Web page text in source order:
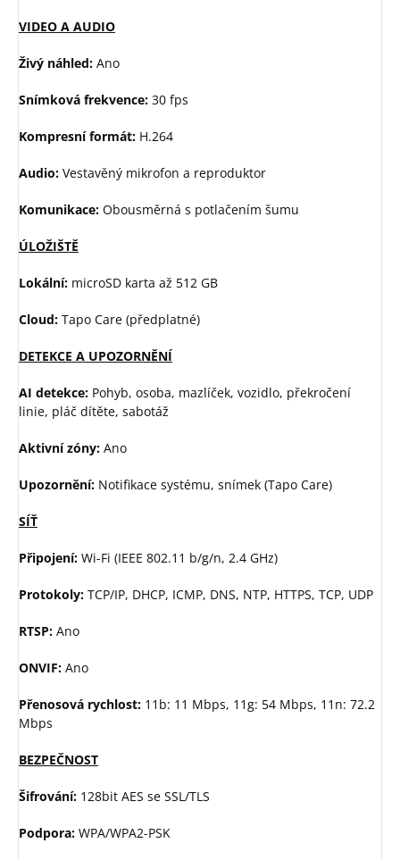
VIDEO A AUDIO
Živý náhled: Ano
Snímková frekvence: 30 fps
Kompresní formát: H.264
Audio: Vestavěný mikrofon a reproduktor
Komunikace: Obousměrná s potlačením šumu
ÚLOŽIŠTĚ
Lokální: microSD karta až 512 GB
Cloud: Tapo Care (předplatné)
DETEKCE A UPOZORNĚNÍ
AI detekce: Pohyb, osoba, mazlíček, vozidlo, překročení
linie, pláč dítěte, sabotáž
Aktivní zóny: Ano
Upozornění: Notifikace systému, snímek (Tapo Care)
SÍŤ
Připojení: Wi-Fi (IEEE 802.11 b/g/n, 2.4 GHz)
Protokoly: TCP/IP, DHCP, ICMP, DNS, NTP, HTTPS, TCP, UDP
RTSP: Ano
ONVIF: Ano
Přenosová rychlost: 11b: 11 Mbps, 11g: 54 Mbps, 11n: 72.2
Mbps
BEZPEČNOST
Šifrování: 128bit AES se SSL/TLS
Podpora: WPA/WPA2-PSK